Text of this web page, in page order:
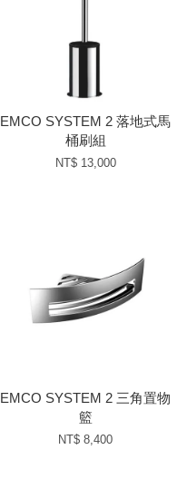
EMCO SYSTEM 2 落地式馬
桶刷組
NT$ 13,000
EMCO SYSTEM 2 三角置物
籃
NT$ 8,400